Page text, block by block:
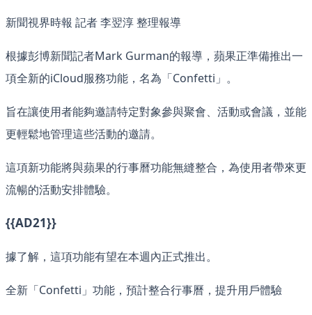
新聞視界時報 記者 李翌淳 整理報導
根據彭博新聞記者Mark Gurman的報導，蘋果正準備推出一
項全新的iCloud服務功能，名為「Confetti」。
旨在讓使用者能夠邀請特定對象參與聚會、活動或會議，並能
更輕鬆地管理這些活動的邀請。
這項新功能將與蘋果的行事曆功能無縫整合，為使用者帶來更
流暢的活動安排體驗。
{{AD21}}
據了解，這項功能有望在本週內正式推出。
全新「Confetti」功能，預計整合行事曆，提升用戶體驗